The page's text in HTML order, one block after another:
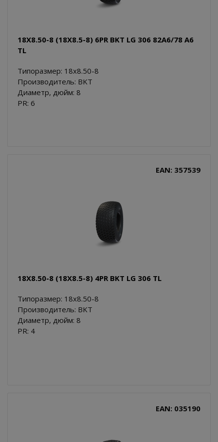
18X8.50-8 (18X8.5-8) 6PR BKT LG 306 82A6/78 A6
TL
Типоразмер: 18x8.50-8
Производитель: BKT
Диаметр, дюйм: 8
PR: 6
EAN: 357539
18X8.50-8 (18X8.5-8) 4PR BKT LG 306 TL
Типоразмер: 18x8.50-8
Производитель: BKT
Диаметр, дюйм: 8
PR: 4
EAN: 035190